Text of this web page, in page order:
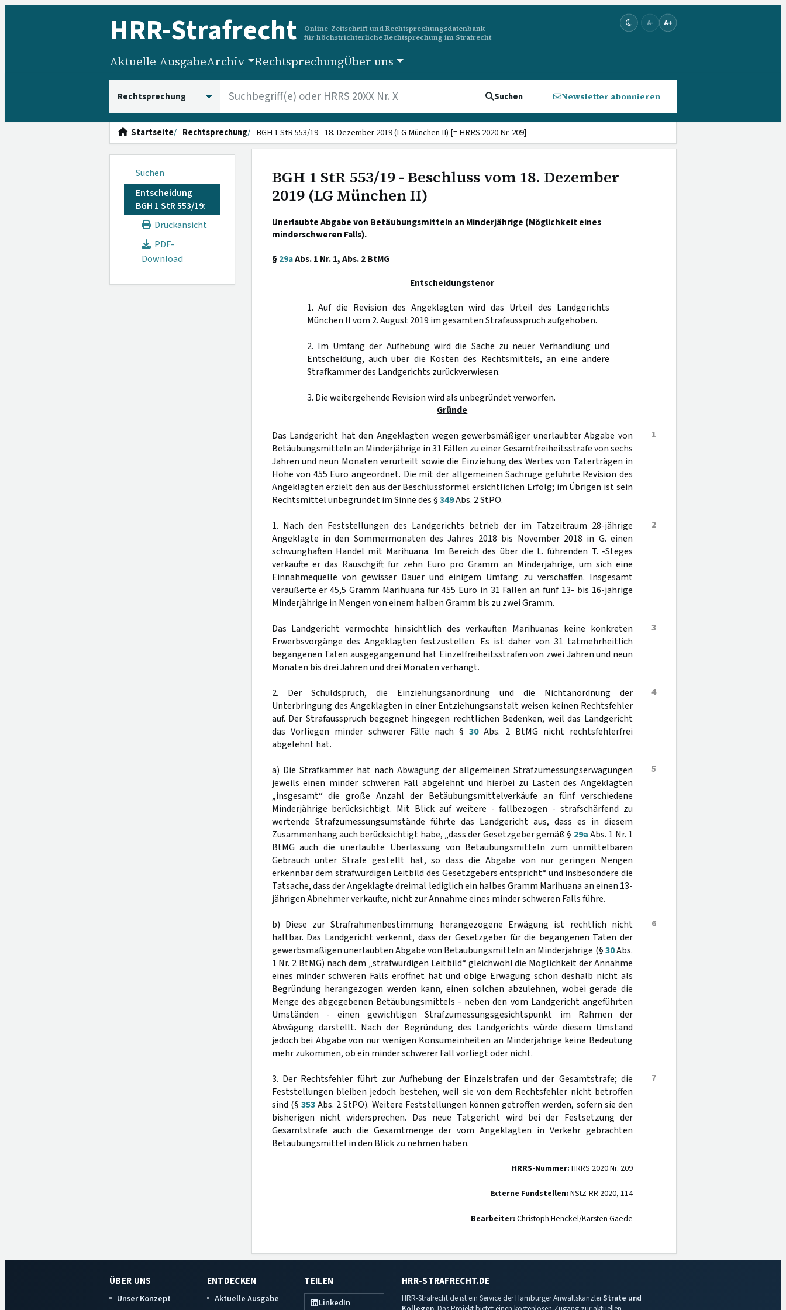
HRR-Strafrecht
Online-Zeitschrift und Rechtsprechungsdatenbank
für höchstrichterliche Rechtsprechung im Strafrecht
A- A+
Aktuelle AusgabeArchiv RechtsprechungÜber uns
Suchen Newsletter abonnieren
Startseite Rechtsprechung BGH 1 StR 553/19 - 18. Dezember 2019 (LG München II) [= HRRS 2020 Nr. 209]
Suchen
Entscheidung
BGH 1 StR 553/19:
Druckansicht
PDF-
Download
BGH 1 StR 553/19 - Beschluss vom 18. Dezember
2019 (LG München II)
Unerlaubte Abgabe von Betäubungsmitteln an Minderjährige (Möglichkeit eines
minderschweren Falls).
§29aAbs. 1 Nr. 1, Abs. 2 BtMG
Entscheidungstenor
1. Auf die Revision des Angeklagten wird das Urteil des Landgerichts
München II vom 2. August 2019 im gesamten Strafausspruch aufgehoben.
2. Im Umfang der Aufhebung wird die Sache zu neuer Verhandlung und
Entscheidung, auch über die Kosten des Rechtsmittels, an eine andere
Strafkammer des Landgerichts zurückverwiesen.
3. Die weitergehende Revision wird als unbegründet verworfen.
Gründe
1
Das Landgericht hat den Angeklagten wegen gewerbsmäßiger unerlaubter Abgabe von
Betäubungsmitteln an Minderjährige in 31 Fällen zu einer Gesamtfreiheitsstrafe von sechs
Jahren und neun Monaten verurteilt sowie die Einziehung des Wertes von Taterträgen in
Höhe von 455 Euro angeordnet. Die mit der allgemeinen Sachrüge geführte Revision des
Angeklagten erzielt den aus der Beschlussformel ersichtlichen Erfolg; im Übrigen ist sein
Rechtsmittel unbegründet im Sinne des §349Abs. 2 StPO.
2
1. Nach den Feststellungen des Landgerichts betrieb der im Tatzeitraum 28-jährige
Angeklagte in den Sommermonaten des Jahres 2018 bis November 2018 in G. einen
schwunghaften Handel mit Marihuana. Im Bereich des über die L. führenden T. -Steges
verkaufte er das Rauschgift für zehn Euro pro Gramm an Minderjährige, um sich eine
Einnahmequelle von gewisser Dauer und einigem Umfang zu verschaffen. Insgesamt
veräußerte er 45,5 Gramm Marihuana für 455 Euro in 31 Fällen an fünf 13- bis 16-jährige
Minderjährige in Mengen von einem halben Gramm bis zu zwei Gramm.
3
Das Landgericht vermochte hinsichtlich des verkauften Marihuanas keine konkreten
Erwerbsvorgänge des Angeklagten festzustellen. Es ist daher von 31 tatmehrheitlich
begangenen Taten ausgegangen und hat Einzelfreiheitsstrafen von zwei Jahren und neun
Monaten bis drei Jahren und drei Monaten verhängt.
4
2. Der Schuldspruch, die Einziehungsanordnung und die Nichtanordnung der
Unterbringung des Angeklagten in einer Entziehungsanstalt weisen keinen Rechtsfehler
auf. Der Strafausspruch begegnet hingegen rechtlichen Bedenken, weil das Landgericht
das Vorliegen minder schwerer Fälle nach § 30Abs. 2 BtMG nicht rechtsfehlerfrei
abgelehnt hat.
5
a) Die Strafkammer hat nach Abwägung der allgemeinen Strafzumessungserwägungen
jeweils einen minder schweren Fall abgelehnt und hierbei zu Lasten des Angeklagten
„insgesamt“ die große Anzahl der Betäubungsmittelverkäufe an fünf verschiedene
Minderjährige berücksichtigt. Mit Blick auf weitere - fallbezogen - strafschärfend zu
wertende Strafzumessungsumstände führte das Landgericht aus, dass es in diesem
Zusammenhang auch berücksichtigt habe, „dass der Gesetzgeber gemäß § 29aAbs. 1 Nr. 1
BtMG auch die unerlaubte Überlassung von Betäubungsmitteln zum unmittelbaren
Gebrauch unter Strafe gestellt hat, so dass die Abgabe von nur geringen Mengen
erkennbar dem strafwürdigen Leitbild des Gesetzgebers entspricht“ und insbesondere die
Tatsache, dass der Angeklagte dreimal lediglich ein halbes Gramm Marihuana an einen 13-
jährigen Abnehmer verkaufte, nicht zur Annahme eines minder schweren Falls führe.
6
b) Diese zur Strafrahmenbestimmung herangezogene Erwägung ist rechtlich nicht
haltbar. Das Landgericht verkennt, dass der Gesetzgeber für die begangenen Taten der
gewerbsmäßigen unerlaubten Abgabe von Betäubungsmitteln an Minderjährige (§30Abs.
1 Nr. 2 BtMG) nach dem „strafwürdigen Leitbild“ gleichwohl die Möglichkeit der Annahme
eines minder schweren Falls eröffnet hat und obige Erwägung schon deshalb nicht als
Begründung herangezogen werden kann, einen solchen abzulehnen, wobei gerade die
Menge des abgegebenen Betäubungsmittels - neben den vom Landgericht angeführten
Umständen - einen gewichtigen Strafzumessungsgesichtspunkt im Rahmen der
Abwägung darstellt. Nach der Begründung des Landgerichts würde diesem Umstand
jedoch bei Abgabe von nur wenigen Konsumeinheiten an Minderjährige keine Bedeutung
mehr zukommen, ob ein minder schwerer Fall vorliegt oder nicht.
7
3. Der Rechtsfehler führt zur Aufhebung der Einzelstrafen und der Gesamtstrafe; die
Feststellungen bleiben jedoch bestehen, weil sie von dem Rechtsfehler nicht betroffen
sind (§ 353Abs. 2 StPO). Weitere Feststellungen können getroffen werden, sofern sie den
bisherigen nicht widersprechen. Das neue Tatgericht wird bei der Festsetzung der
Gesamtstrafe auch die Gesamtmenge der vom Angeklagten in Verkehr gebrachten
Betäubungsmittel in den Blick zu nehmen haben.
HRRS-Nummer: HRRS 2020 Nr. 209
Externe Fundstellen: NStZ-RR 2020, 114
Bearbeiter: Christoph Henckel/Karsten Gaede
ÜBER UNS
Unser Konzept
ENTDECKEN
Aktuelle Ausgabe
TEILEN
LinkedIn
HRR-STRAFRECHT.DE
HRR-Strafrecht.de ist ein Service der Hamburger Anwaltskanzlei Strate und